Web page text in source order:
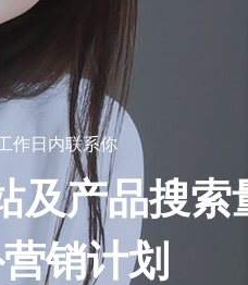
作日内联系你
及产品搜索
销计划